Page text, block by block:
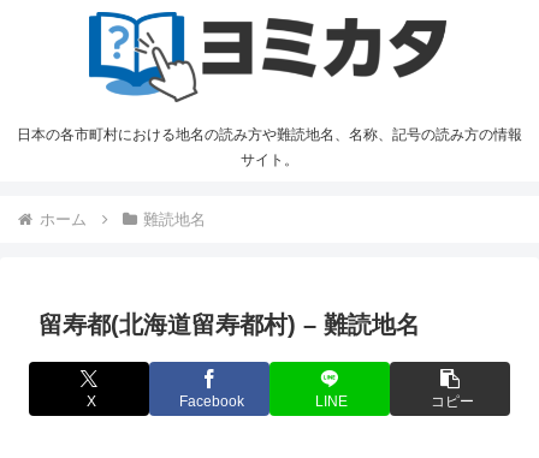
日本の各市町村における地名の読み方や難読地名、名称、記号の読み方の情報
サイト。
ホーム 難読地名
留寿都(北海道留寿都村) – 難読地名
X Facebook LINE コピー